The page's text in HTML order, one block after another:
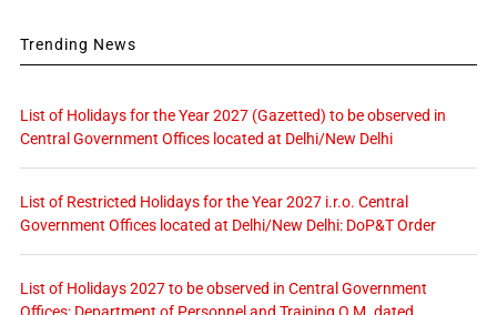
Trending News
List of Holidays for the Year 2027 (Gazetted) to be observed in
Central Government Offices located at Delhi/New Delhi
List of Restricted Holidays for the Year 2027 i.r.o. Central
Government Offices located at Delhi/New Delhi: DoP&T Order
List of Holidays 2027 to be observed in Central Government